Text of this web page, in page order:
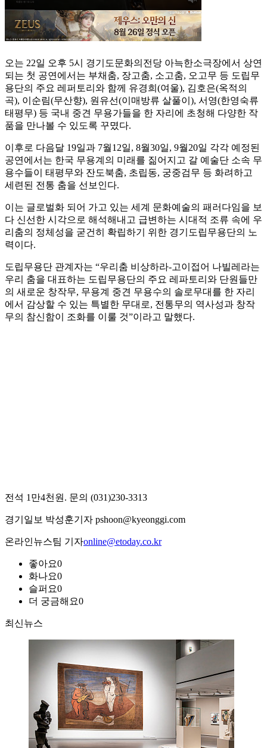
오는 22일 오후 5시 경기도문화의전당 아늑한소극장에서 상연
되는 첫 공연에서는 부채춤, 장고춤, 소고춤, 오고무 등 도립무
용단의 주요 레퍼토리와 함께 유경희(여울), 김호은(옥적의
곡), 이순림(무산향), 원유선(이매방류 살풀이), 서영(한영숙류
태평무) 등 국내 중견 무용가들을 한 자리에 초청해 다양한 작
품을 만나볼 수 있도록 꾸몄다.
이후로 다음달 19일과 7월12일, 8월30일, 9월20일 각각 예정된
공연에서는 한국 무용계의 미래를 짊어지고 갈 예술단 소속 무
용수들이 태평무와 잔도북춤, 초립동, 궁중검무 등 화려하고
세련된 전통 춤을 선보인다.
이는 글로벌화 되어 가고 있는 세계 문화예술의 패러다임을 보
다 신선한 시각으로 해석해내고 급변하는 시대적 조류 속에 우
리춤의 정체성을 굳건히 확립하기 위한 경기도립무용단의 노
력이다.
도립무용단 관계자는 “우리춤 비상하라-고이접어 나빌레라는
우리 춤을 대표하는 도립무용단의 주요 레파토리와 단원들만
의 새로운 창작무, 무용계 중견 무용수의 솔로무대를 한 자리
에서 감상할 수 있는 특별한 무대로, 전통무의 역사성과 창작
무의 참신함이 조화를 이룰 것”이라고 말했다.
전석 1만4천원. 문의 (031)230-3313
경기일보 박성훈기자 pshoon@kyeonggi.com
온라인뉴스팀 기자online@etoday.co.kr
좋아요0
화나요0
슬퍼요0
더 궁금해요0
최신뉴스